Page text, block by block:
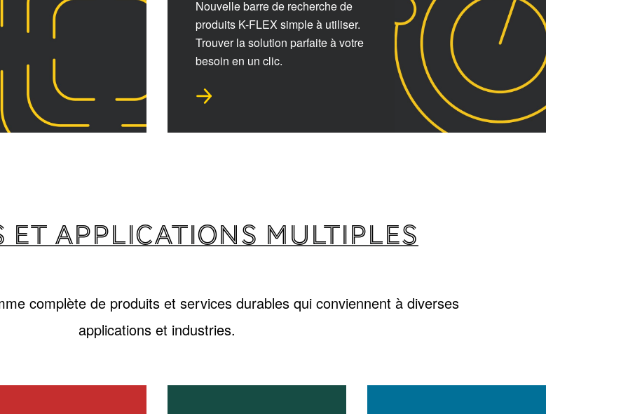
Nouvelle barre de recherche de
produits K-FLEX simple à utiliser.
Trouver la solution parfaite à votre
besoin en un clic.
ET APPLICATIONS MULTIPLES
complète de produits et services durables qui conviennent à diverses
applications et industries.